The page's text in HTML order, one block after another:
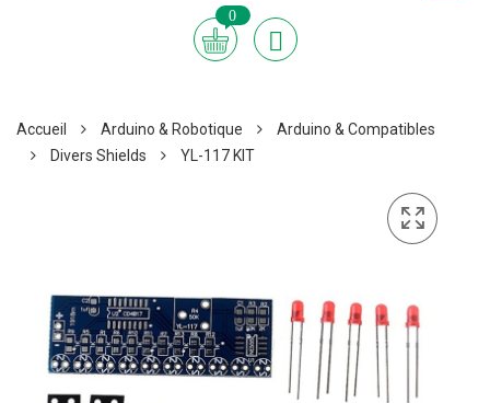
0
Accueil Arduino & Robotique
Arduino & Compatibles
Divers Shields
YL-117 KIT